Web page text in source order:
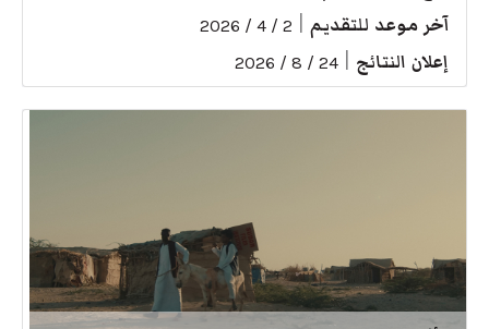
آخر موعد للتقديم 2 / 4 / 2026
إعلان النتائج 24 / 8 / 2026